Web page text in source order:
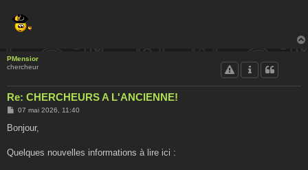
PMensior
chercheur
Re: CHERCHEURS A L'ANCIENNE!
M
s
g
07 mai 2026, 11:40
Bonjour,
Quelques nouvelles informations à lire ici :